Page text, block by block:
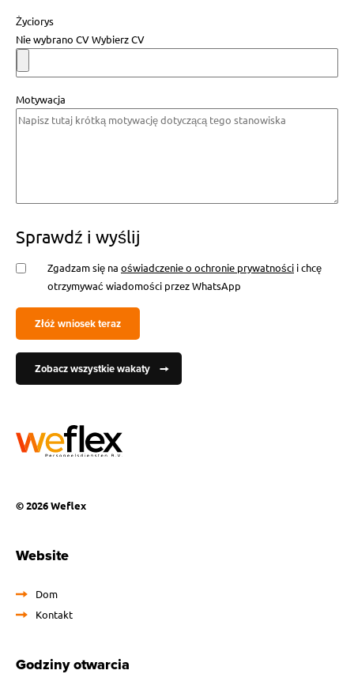
Życiorys
Nie wybrano CVWybierz CV
Motywacja
Sprawdź i wyślij
Zgadzam się na oświadczenie o ochronie prywatności i chcę
otrzymywać wiadomości przez WhatsApp
Złóż wniosek teraz
Zobacz wszystkie wakaty
© 2026 Weflex
Website
Dom
Kontakt
Godziny otwarcia